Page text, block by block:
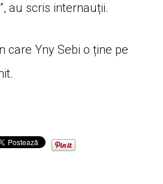
au scris internauții.
care Yny Sebi o ține pe